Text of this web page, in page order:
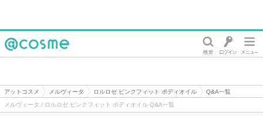
アットコスメ メルヴィータ ロルロゼ ピンクフィット ボディオイル
Q&A一覧
メルヴィータ / ロルロゼ ピンクフィット ボディオイル Q&A一覧